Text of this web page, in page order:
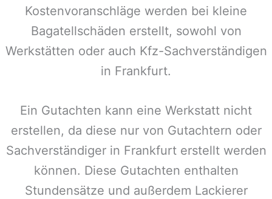
Kostenvoranschläge werden bei kleine
Bagatellschäden erstellt, sowohl von
Werkstätten oder auch Kfz-Sachverständigen
in Frankfurt.
Ein Gutachten kann eine Werkstatt nicht
erstellen, da diese nur von Gutachtern oder
Sachverständiger in Frankfurterstellt werden
können. Diese Gutachten enthalten
Stundensätze und außerdem Lackierer